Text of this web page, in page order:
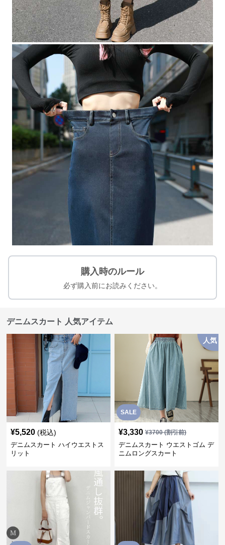
購入時のルール
必ず購入前にお読みください。
デニムスカート 人気アイテム
¥5,520 (税込)
デニムスカート ハイウエストス
リット
SALE
人気
¥3,330 ¥3700(割引前)
デニムスカート ウエストゴム デ
ニムロングスカート